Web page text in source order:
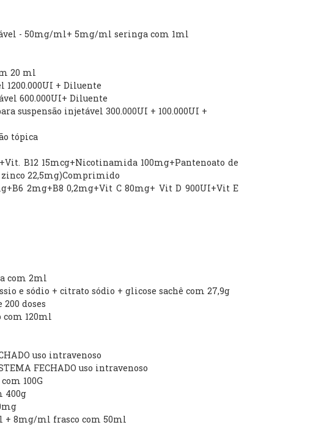
- 50mg/ml+ 5mg/ml seringa com 1ml
20 ml
+ Diluente
600.000UI+ Diluente
suspensão injetável 300.000UI + 100.000UI +
tópica
B12 15mcg+Nicotinamida 100mg+Pantenoato de
zinco 22,5mg)Comprimido
2mg+B8 0,2mg+Vit C 80mg+ Vit D 900UI+Vit E
com 2ml
e sódio + citrato sódio + glicose sachê com 27,9g
doses
120ml
uso intravenoso
FECHADO uso intravenoso
100G
400g
+ 8mg/ml frasco com 50ml